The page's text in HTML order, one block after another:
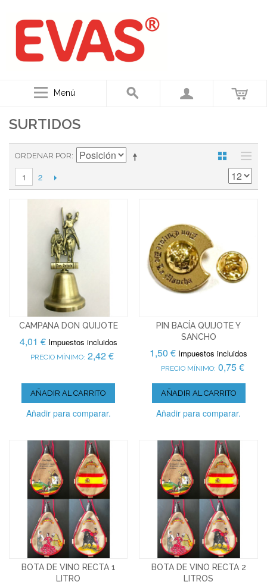
Menú
SURTIDOS
ORDENAR POR
1 2
CAMPANA DON QUIJOTE
4,01 € Impuestos incluidos
PRECIO MÍNIMO: 2,42 €
AÑADIR AL CARRITO
Añadir para comparar.
PIN BACÍA QUIJOTE Y
SANCHO
1,50 € Impuestos incluidos
PRECIO MÍNIMO: 0,75 €
AÑADIR AL CARRITO
Añadir para comparar.
BOTA DE VINO RECTA 1
LITRO
BOTA DE VINO RECTA 2
LITROS